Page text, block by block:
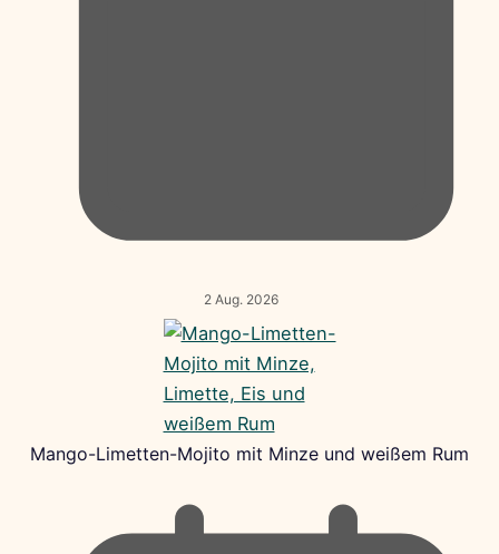
2 Aug. 2026
Mango-Limetten-Mojito mit Minze und weißem Rum